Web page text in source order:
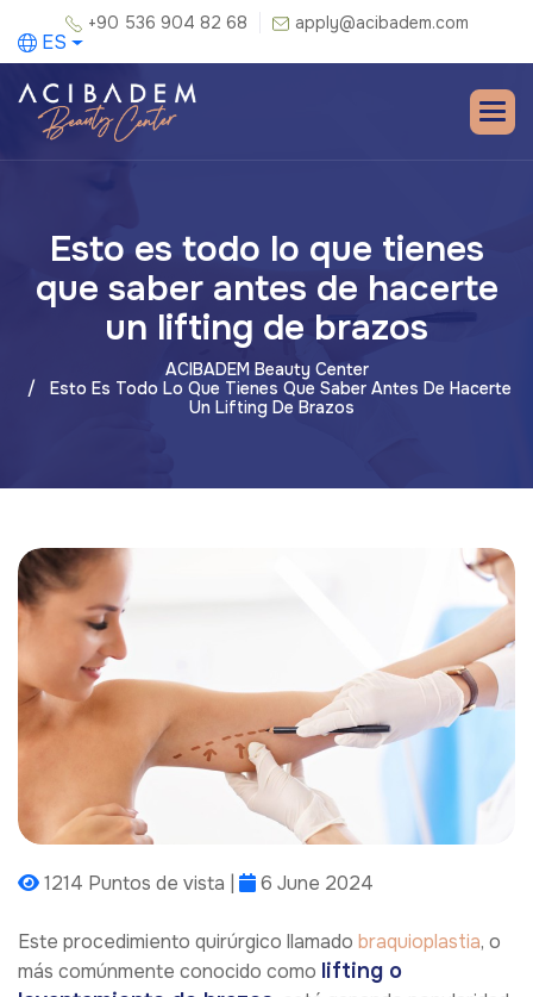
+90 536 904 82 68 apply@acibadem.com
ES
Esto es todo lo que tienes
que saber antes de hacerte
un lifting de brazos
ACIBADEM Beauty Center
Esto Es Todo Lo Que Tienes Que Saber Antes De Hacerte
Un Lifting De Brazos
1214 Puntos de vista | 6 June 2024
Este procedimiento quirúrgico llamado braquioplastia, o
más comúnmente conocido como lifting o